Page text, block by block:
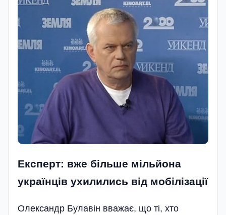
Експерт: вже більше мільйона
українців ухилились від мобілізації
Олександр Булавін вважає, що ті, хто